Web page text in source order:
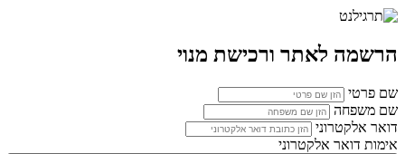
הרשמה לאתר ורכישת מנוי
שם פרטי
שם משפחה
דואר אלקטרוני
אימות דואר אלקטרוני